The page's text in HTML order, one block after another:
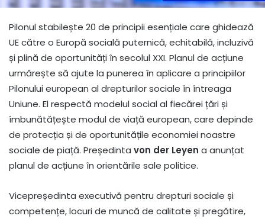
Pilonul stabilește 20 de principii esențiale care ghidează
UE către o Europă socială puternică, echitabilă, incluzivă
și plină de oportunități în secolul XXI. Planul de acțiune
urmărește să ajute la punerea în aplicare a principiilor
Pilonului european al drepturilor sociale în întreaga
Uniune. El respectă modelul social al fiecărei țări și
îmbunătățește modul de viață european, care depinde
de protecția și de oportunitățile economiei noastre
sociale de piață. Președinta von der Leyen a anunțat
planul de acțiune în orientările sale politice.
Vicepreședinta executivă pentru drepturi sociale și
competențe, locuri de muncă de calitate și pregătire,